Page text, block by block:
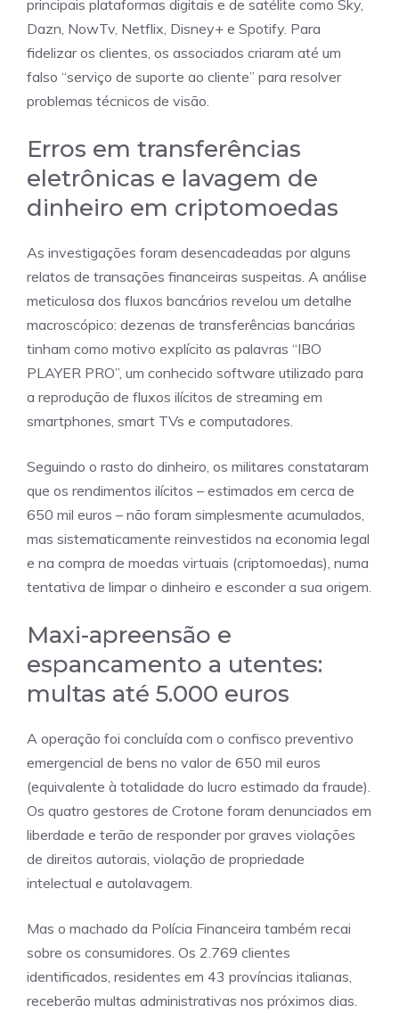
principais plataformas digitais e de satélite como Sky,
Dazn, NowTv, Netflix, Disney+ e Spotify. Para
fidelizar os clientes, os associados criaram até um
falso “serviço de suporte ao cliente” para resolver
problemas técnicos de visão.
Erros em transferências
eletrônicas e lavagem de
dinheiro em criptomoedas
As investigações foram desencadeadas por alguns
relatos de transações financeiras suspeitas. A análise
meticulosa dos fluxos bancários revelou um detalhe
macroscópico: dezenas de transferências bancárias
tinham como motivo explícito as palavras “IBO
PLAYER PRO”, um conhecido software utilizado para
a reprodução de fluxos ilícitos de streaming em
smartphones, smart TVs e computadores.
Seguindo o rasto do dinheiro, os militares constataram
que os rendimentos ilícitos – estimados em cerca de
650 mil euros – não foram simplesmente acumulados,
mas sistematicamente reinvestidos na economia legal
e na compra de moedas virtuais (criptomoedas), numa
tentativa de limpar o dinheiro e esconder a sua origem.
Maxi-apreensão e
espancamento a utentes:
multas até 5.000 euros
A operação foi concluída com o confisco preventivo
emergencial de bens no valor de 650 mil euros
(equivalente à totalidade do lucro estimado da fraude).
Os quatro gestores de Crotone foram denunciados em
liberdade e terão de responder por graves violações
de direitos autorais, violação de propriedade
intelectual e autolavagem.
Mas o machado da Polícia Financeira também recai
sobre os consumidores. Os 2.769 clientes
identificados, residentes em 43 províncias italianas,
receberão multas administrativas nos próximos dias.